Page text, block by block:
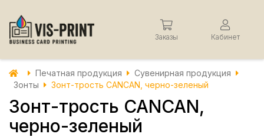
Заказы Кабинет
Печатная продукция
Сувенирная продукция
Зонты
Зонт-трость CANCAN, черно-зеленый
Зонт-трость CANCAN,
черно-зеленый